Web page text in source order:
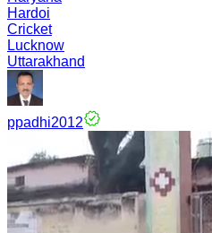
Hardoi
Cricket
Lucknow
Uttarakhand
ppadhi2012